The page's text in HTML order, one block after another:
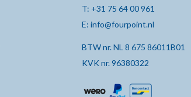
T: +31 75 64 00 961
E: info@fourpoint.nl
BTW nr. NL 8 675 86011B01
KVK nr. 96380322